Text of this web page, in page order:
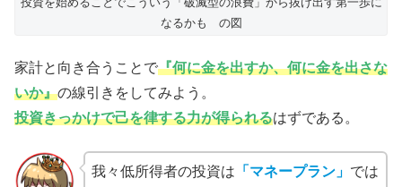
なるかも の図
家計と向き合うことで『何に金を出すか、何に金を出さな
いか』の線引きをしてみよう。
投資きっかけで己を律する力が得られるはずである。
我々低所得者の投資は 「マネープラン」 では